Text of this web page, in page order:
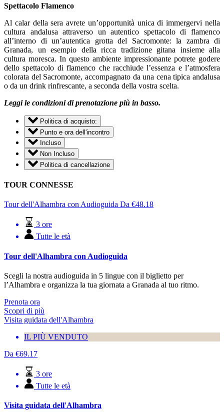
Spettacolo Flamenco
Al calar della sera avrete un’opportunità unica di immergervi nella
cultura andalusa attraverso un autentico spettacolo di flamenco
all’interno di un’autentica grotta del Sacromonte: la zambra di
Granada, un esempio della ricca tradizione gitana insieme alla
cultura moresca. In questo ambiente impressionante potrete godere
dello spettacolo di flamenco che racchiude l’essenza e l’atmosfera
colorata del Sacromonte, accompagnato da una cena tipica andalusa
o da un drink rinfrescante, a seconda della vostra scelta.
Leggi le condizioni di prenotazione più in basso.
Politica di acquisto:
Punto e ora dell'incontro
Incluso
Non Incluso
Politica di cancellazione
TOUR CONNESSE
Tour dell'Alhambra con Audioguida Da €48.18
3 ore
Tutte le età
Tour dell'Alhambra con Audioguida
Scegli la nostra audioguida in 5 lingue con il biglietto per
l’Alhambra e organizza la tua giornata a Granada al tuo ritmo.
Prenota ora
Scopri di più
Visita guidata dell'Alhambra
IL PIÙ VENDUTO
Da €69.17
3 ore
Tutte le età
Visita guidata dell'Alhambra